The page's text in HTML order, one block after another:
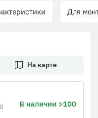
Для монтажа
На карте
В наличии >100